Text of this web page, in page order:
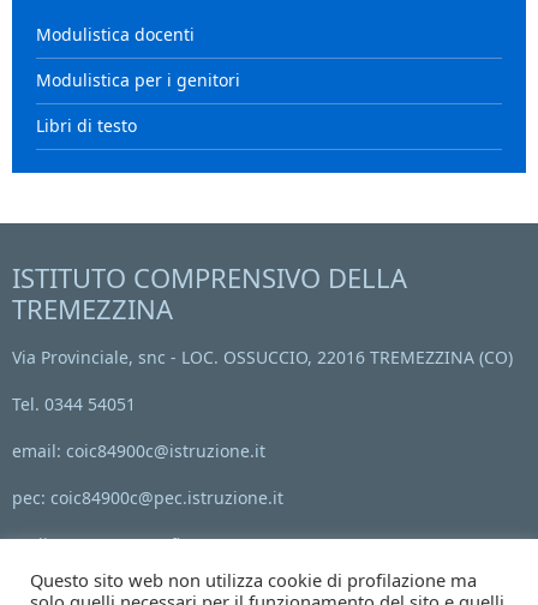
Modulistica docenti
Modulistica per i genitori
Libri di testo
ISTITUTO COMPRENSIVO DELLA
TREMEZZINA
Via Provinciale, snc - LOC. OSSUCCIO, 22016 TREMEZZINA (CO)
Tel. 0344 54051
email: coic84900c@istruzione.it
pec: coic84900c@pec.istruzione.it
Codice Meccanografico: COIC84900C
C.F. 84002090136
Questo sito web non utilizza cookie di profilazione ma